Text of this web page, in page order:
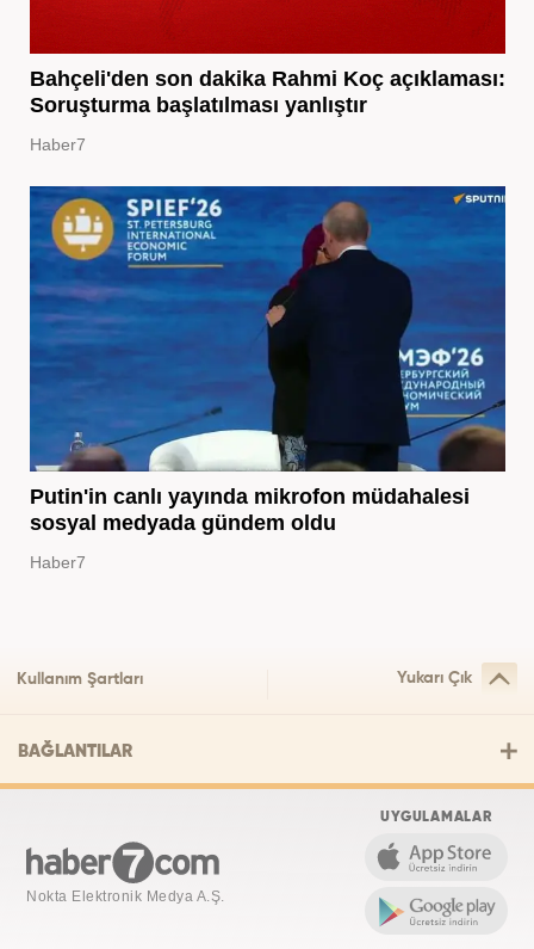
Bahçeli'den son dakika Rahmi Koç açıklaması:
Soruşturma başlatılması yanlıştır
Haber7
Putin'in canlı yayında mikrofon müdahalesi
sosyal medyada gündem oldu
Haber7
Kullanım Şartları Yukarı Çık
BAĞLANTILAR
Nokta Elektronik Medya A.Ş.
UYGULAMALAR